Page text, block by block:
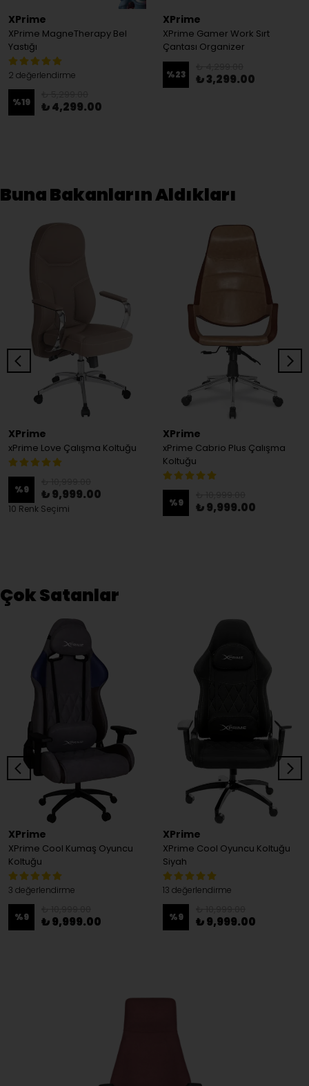
XPrime
XPrime MagneTherapy Bel
Yastığı
2 değerlendirme
%19 ₺ 4,299.00
XPrime
XPrime Gamer Work Sırt
Çantası Organizer
%23 ₺ 3,299.00
Buna Bakanların Aldıkları
XPrime
xPrime Love Çalışma Koltuğu
%9 ₺ 9,999.00
10 Renk Seçimi
XPrime
xPrime Cabrio Plus Çalışma
Koltuğu
%9 ₺ 9,999.00
Çok Satanlar
XPrime
XPrime Cool Kumaş Oyuncu
Koltuğu
3 değerlendirme
%9 ₺ 9,999.00
XPrime
XPrime Cool Oyuncu Koltuğu
Siyah
13 değerlendirme
%9 ₺ 9,999.00